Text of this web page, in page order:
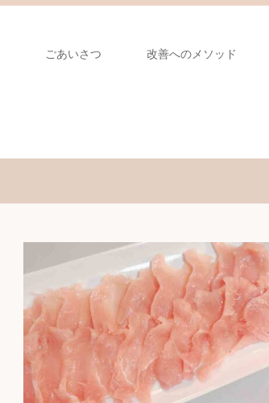
ごあいさつ 改善へのメソッド